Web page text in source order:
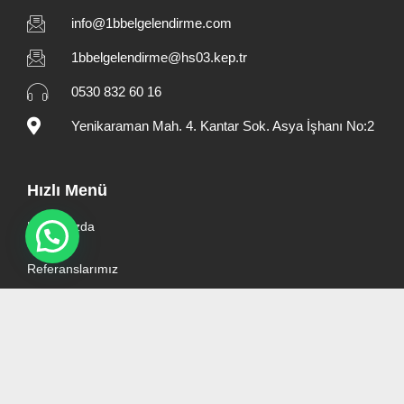
info@1bbelgelendirme.com
1bbelgelendirme@hs03.kep.tr
0530 832 60 16
Yenikaraman Mah. 4. Kantar Sok. Asya İşhanı No:2
Hızlı Menü
Hakkımızda
Referanslarımız